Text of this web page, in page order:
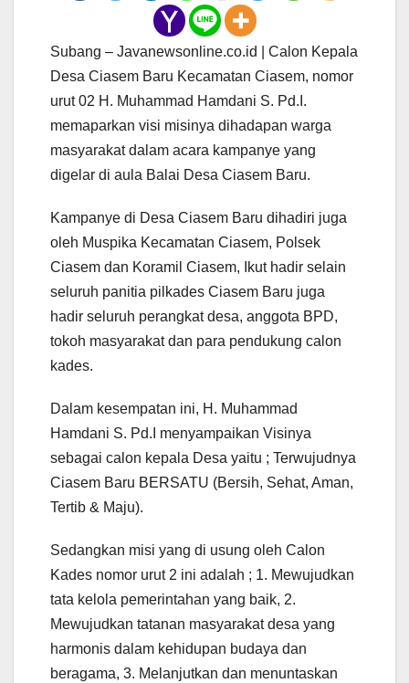
Subang – Javanewsonline.co.id | Calon Kepala
Desa Ciasem Baru Kecamatan Ciasem, nomor
urut 02 H. Muhammad Hamdani S. Pd.I.
memaparkan visi misinya dihadapan warga
masyarakat dalam acara kampanye yang
digelar di aula Balai Desa Ciasem Baru.
Kampanye di Desa Ciasem Baru dihadiri juga
oleh Muspika Kecamatan Ciasem, Polsek
Ciasem dan Koramil Ciasem, Ikut hadir selain
seluruh panitia pilkades Ciasem Baru juga
hadir seluruh perangkat desa, anggota BPD,
tokoh masyarakat dan para pendukung calon
kades.
Dalam kesempatan ini, H. Muhammad
Hamdani S. Pd.I menyampaikan Visinya
sebagai calon kepala Desa yaitu ; Terwujudnya
Ciasem Baru BERSATU (Bersih, Sehat, Aman,
Tertib & Maju).
Sedangkan misi yang di usung oleh Calon
Kades nomor urut 2 ini adalah ; 1. Mewujudkan
tata kelola pemerintahan yang baik, 2.
Mewujudkan tatanan masyarakat desa yang
harmonis dalam kehidupan budaya dan
beragama, 3. Melanjutkan dan menuntaskan